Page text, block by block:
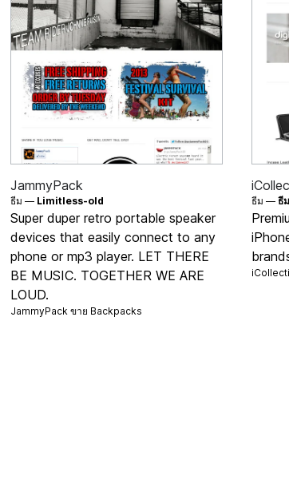
JammyPack
ธีม — Limitless-old
Super duper retro portable speaker
devices that easily connect to any
phone or mp3 player. LET THERE
BE MUSIC. TOGETHER WE ARE
LOUD.
JammyPack ขาย Backpacks
ธีม —ธี